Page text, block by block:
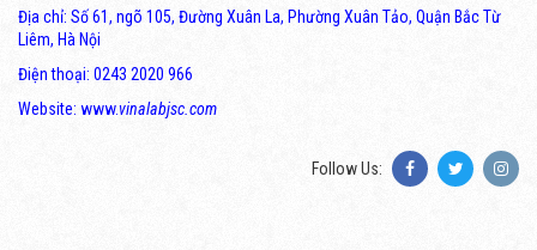
Địa chỉ: Số 61, ngõ 105, Đường Xuân La, Phường Xuân Tảo, Quận Bắc Từ
Liêm, Hà Nội
Điện thoại: 0243 2020 966
Website: www.vinalabjsc.com
Follow Us: